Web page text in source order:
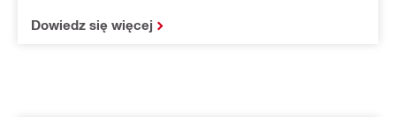
Dowiedz się więcej